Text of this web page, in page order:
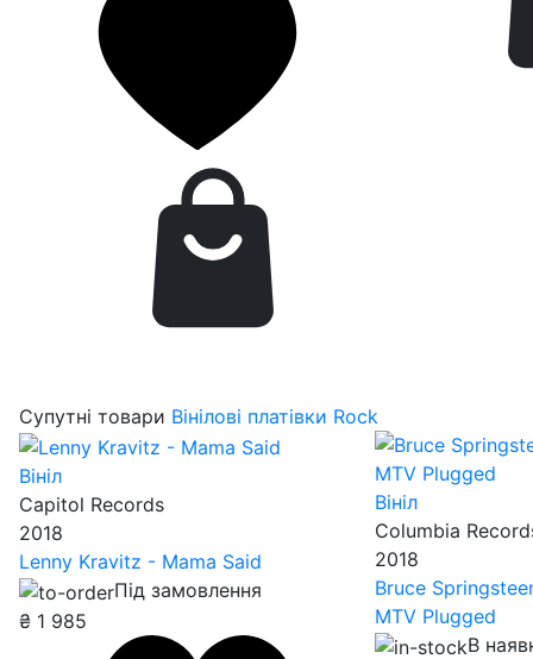
Супутні товари Вінілові платівки Rock
Вініл
Capitol Records
2018
Lenny Kravitz - Mama Said
Під замовлення
₴ 1 985
Вініл
Columbia
2018
Bruce
MTV Plugged
В